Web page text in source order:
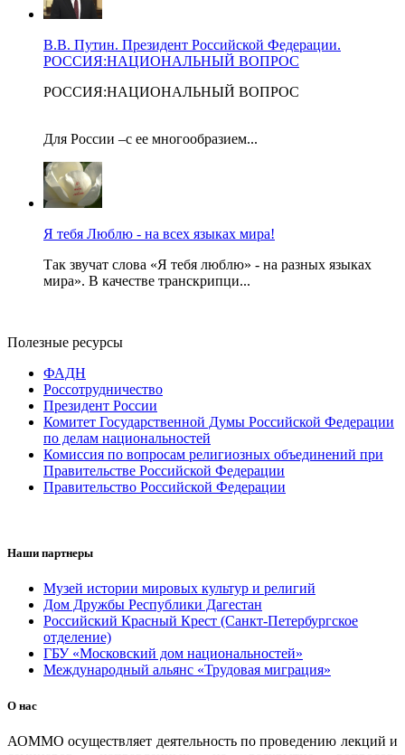
В.В. Путин. Президент Российской Федерации.
РОССИЯ:НАЦИОНАЛЬНЫЙ ВОПРОС
РОССИЯ:НАЦИОНАЛЬНЫЙ ВОПРОС
Для России –с ее многообразием...
Я тебя Люблю - на всех языках мира!
Так звучат слова «Я тебя люблю» - на разных языках
мира». В качестве транскрипци...
Полезные ресурсы
ФАДН
Россотрудничество
Президент России
Комитет Государственной Думы Российской Федерации
по делам национальностей
Комиссия по вопросам религиозных объединений при
Правительстве Российской Федерации
Правительство Российской Федерации
Наши партнеры
Музей истории мировых культур и религий
Дом Дружбы Республики Дагестан
Российский Красный Крест (Санкт-Петербургское
отделение)
ГБУ «Московский дом национальностей»
Международный альянс «Трудовая миграция»
О нас
АОММО осуществляет деятельность по проведению лекций и